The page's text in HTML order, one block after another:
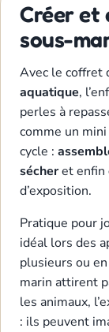
Créer et
sous-
Avec le coffret
aquatique,
perles à
comme un
cycle :
sécheret enfin
d’exposition.
Pratique pour
idéal lors des
plusieurs ou
marin attirent
les animaux,
: ils peuvent